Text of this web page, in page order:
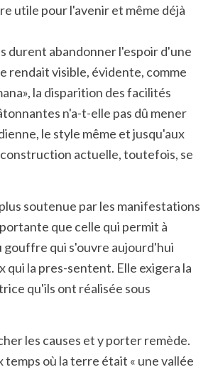
utile pour l'avenir et même déjà
durent abandonner l'espoir d'une
rendait visible, évidente, comme
la disparition des facilités
n'a-t-elle pas dû mener
le style même et jusqu'aux
actuelle, toutefois, se
soutenue par les manifestations
que celle qui permit à
gouffre qui s'ouvre aujourd'hui
la pres-sentent. Elle exigera la
qu'ils ont réalisée sous
les causes et y porter remède.
où la terre était « une vallée